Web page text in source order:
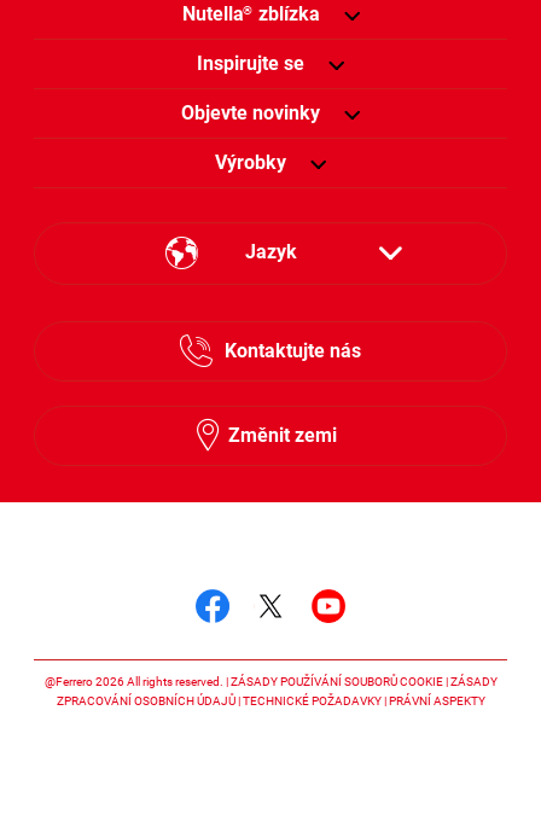
Nutella® zblízka
Inspirujte se
Objevte novinky
Výrobky
Jazyk
Kontaktujte nás
Změnit zemi
@Ferrero 2026 All rights reserved. ZÁSADY POUŽÍVÁNÍ SOUBORŮ COOKIE ZÁSADY
ZPRACOVÁNÍ OSOBNÍCH ÚDAJŮ TECHNICKÉ POŽADAVKY PRÁVNÍ ASPEKTY